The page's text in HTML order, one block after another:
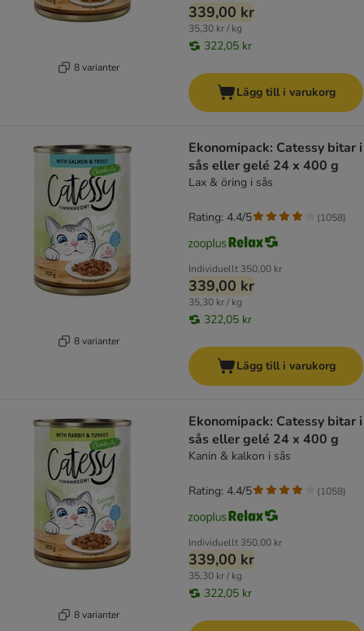
8 varianter
339,00 kr
35,30 kr / kg
322,05 kr
Lägg till i varukorg
8 varianter
Ekonomipack: Catessy bitar i
sås eller gelé 24 x 400 g
Lax & öring i sås
Individuellt 350,00 kr
339,00 kr
35,30 kr / kg
322,05 kr
Rating: 4.4/5 (1058)
Lägg till i varukorg
8 varianter
Ekonomipack: Catessy bitar i
sås eller gelé 24 x 400 g
Kanin & kalkon i sås
Individuellt 350,00 kr
339,00 kr
35,30 kr / kg
322,05 kr
Rating: 4.4/5 (1058)